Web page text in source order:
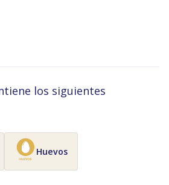
los siguientes
Huevos